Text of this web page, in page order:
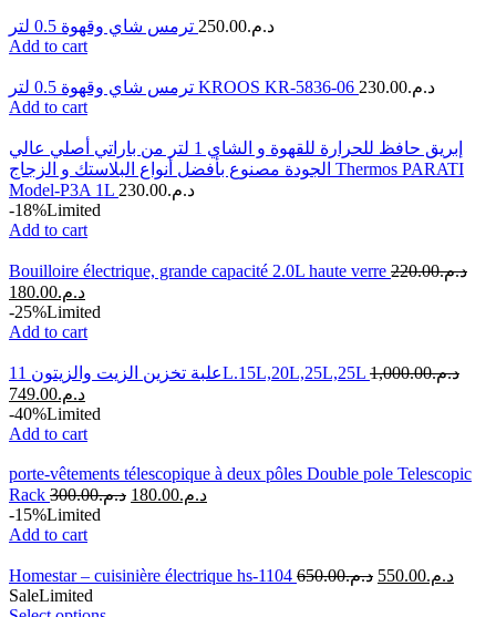
د.م.250.00
Add to cart
ترمس شاي وقهوة 0.5 لتر KROOS KR-5836-06 د.م.230.00
Add to cart
إبريق حافظ للحرارة للقهوة و الشاي 1 لتر من باراتي أصلي عالي
الجودة مصنوع بأفضل أنواع البلاستك و الزجاج Thermos PARATI
Model-P3A 1L
د.م.230.00
-18%Limited
Add to cart
Bouilloire électrique, grande capacité 2.0L haute verre د.م.220.00
د.م.180.00
-25%Limited
Add to cart
علبة تخزين الزيت والزيتون 11L.15L,20L,25L,25L د.م.1,000.00
د.م.749.00
-40%Limited
Add to cart
porte-vêtements télescopique à deux pôles Double pole Telescopic
Rack
د.م.300.00 د.م.180.00
-15%Limited
Add to cart
Homestar – cuisinière électrique hs-1104 د.م.650.00 د.م.550.00
SaleLimited